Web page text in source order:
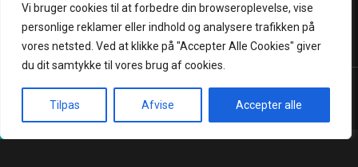
Vi bruger cookies til at forbedre din browseroplevelse, vise
personlige reklamer eller indhold og analysere trafikken på
vores netsted. Ved at klikke på "Accepter Alle Cookies" giver
du dit samtykke til vores brug af cookies.
Tilpas Afvise Accepter alle
Ingen levering, kun afhentning, tak!
Kontakt
Job